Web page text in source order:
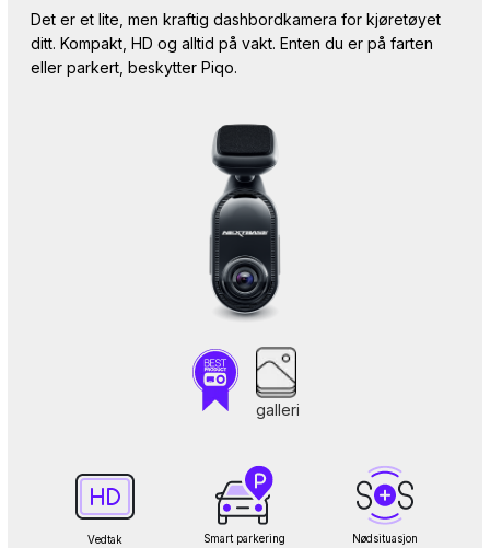
Det er et lite, men kraftig dashbordkamera for kjøretøyet
ditt. Kompakt, HD og alltid på vakt. Enten du er på farten
eller parkert, beskytter Piqo.
galleri
Vedtak Smart parkering Nødsituasjon